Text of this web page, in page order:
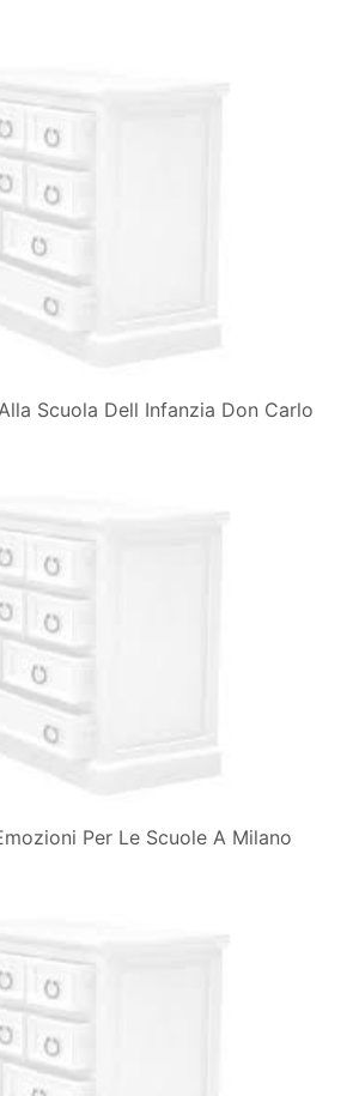
Scuola Dell Infanzia Don Carlo
Per Le Scuole A Milano